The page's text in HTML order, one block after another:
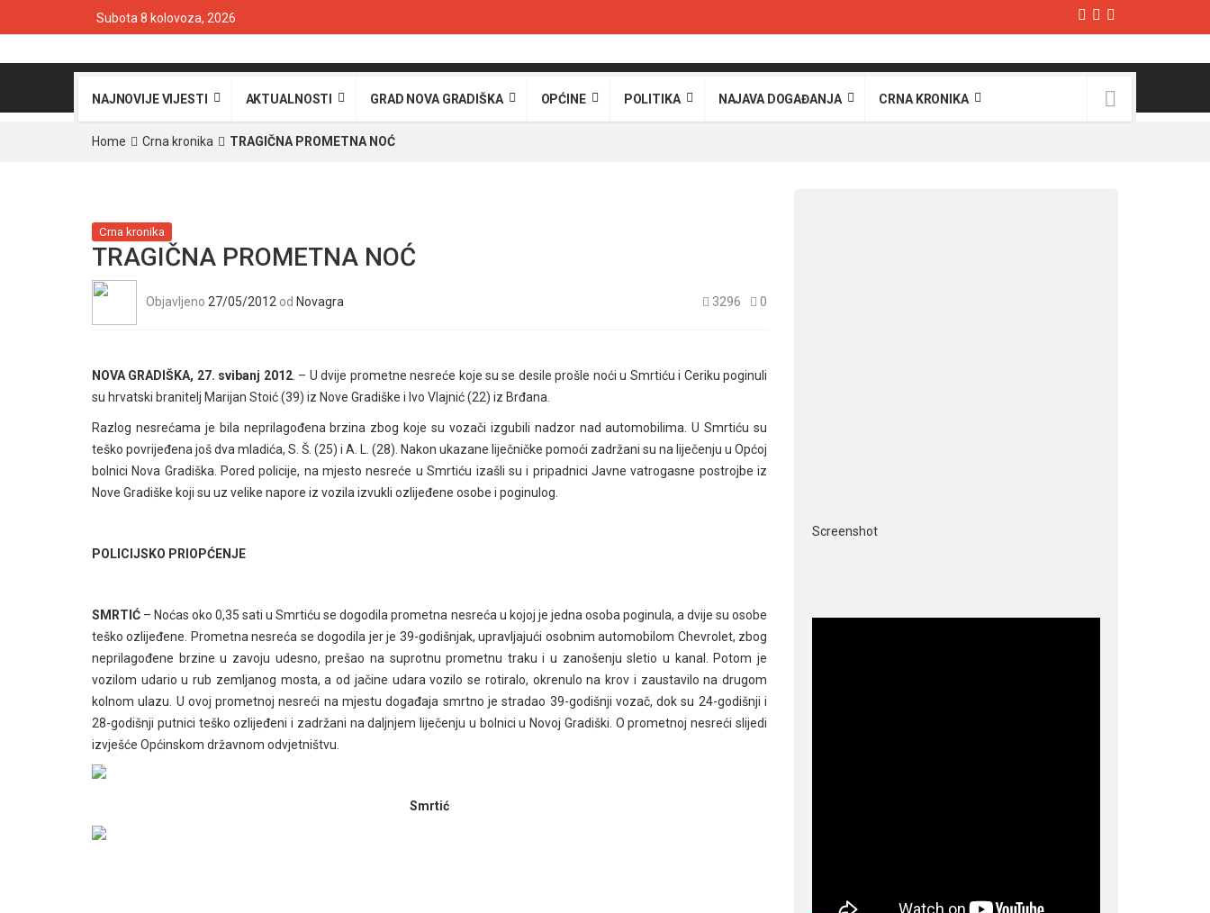
Subota 8 kolovoza, 2026
NAJNOVIJE VIJESTI AKTUALNOSTI GRAD NOVA GRADIŠKA OPĆINE POLITIKA NAJAVA DOGAĐANJA CRNA KRONIKA
Home Crna kronika TRAGIČNA PROMETNA NOĆ
Crna kronika
TRAGIČNA PROMETNA NOĆ
Objavljeno 27/05/2012 od Novagra 3296 0
NOVA GRADIŠKA, 27. svibanj 2012. – U dvije prometne nesreće koje su se desile prošle noći u Smrtiću i Ceriku poginuli
su hrvatski branitelj Marijan Stoić (39) iz Nove Gradiške i Ivo Vlajnić (22) iz Brđana.
Razlog nesrećama je bila neprilagođena brzina zbog koje su vozači izgubili nadzor nad automobilima. U Smrtiću su
teško povrijeđena još dva mladića, S. Š. (25) i A. L. (28). Nakon ukazane liječničke pomoći zadržani su na liječenju u Općoj
bolnici Nova Gradiška. Pored policije, na mjesto nesreće u Smrtiću izašli su i pripadnici Javne vatrogasne postrojbe iz
Nove Gradiške koji su uz velike napore iz vozila izvukli ozlijeđene osobe i poginulog.
POLICIJSKO PRIOPĆENJE
SMRTIĆ – Noćas oko 0,35 sati u Smrtiću se dogodila prometna nesreća u kojoj je jedna osoba poginula, a dvije su osobe
teško ozlijeđene. Prometna nesreća se dogodila jer je 39-godišnjak, upravljajući osobnim automobilom Chevrolet, zbog
neprilagođene brzine u zavoju udesno, prešao na suprotnu prometnu traku i u zanošenju sletio u kanal. Potom je
vozilom udario u rub zemljanog mosta, a od jačine udara vozilo se rotiralo, okrenulo na krov i zaustavilo na drugom
kolnom ulazu. U ovoj prometnoj nesreći na mjestu događaja smrtno je stradao 39-godišnji vozač, dok su 24-godišnji i
28-godišnji putnici teško ozlijeđeni i zadržani na daljnjem liječenju u bolnici u Novoj Gradiški. O prometnoj nesreći slijedi
izvješće Općinskom državnom odvjetništvu.
Smrtić
Screenshot